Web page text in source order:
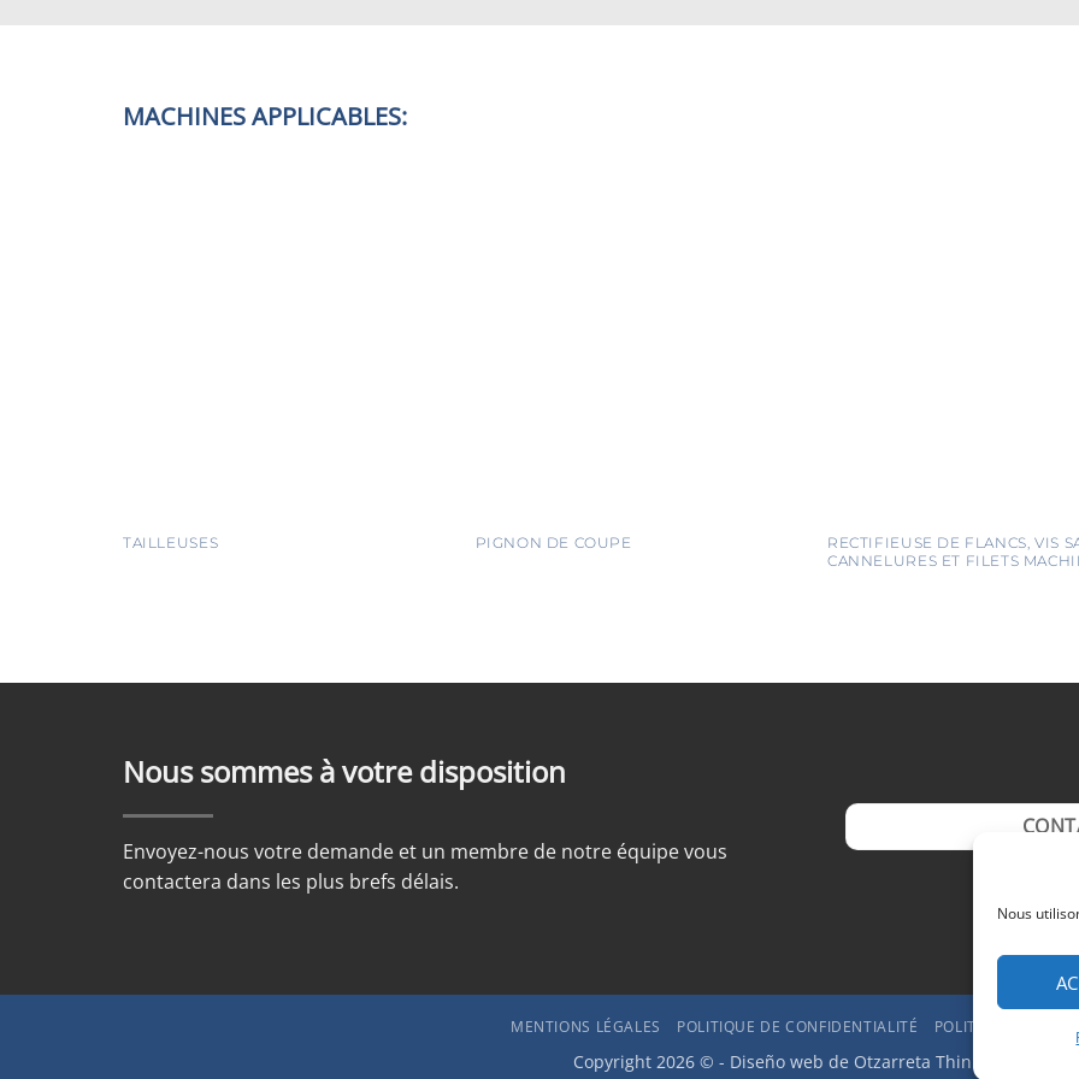
Nous
MACHINES APPLICABLES:
TAILLEUSES PIGNON DE COUPE
RECTIFIEUSE DE FLANCS, VIS
CANNELURES ET FILETS
Nous sommes à votre disposition
Envoyez-nous votre demande et un membre de notre équipe vous
contactera dans les plus brefs délais.
MENTIONS LÉGALES POLITIQUE DE CONFIDENTIALITÉ POLITIQUE DE
Copyright 2026 © - Diseño web de Otzarreta Think & Make